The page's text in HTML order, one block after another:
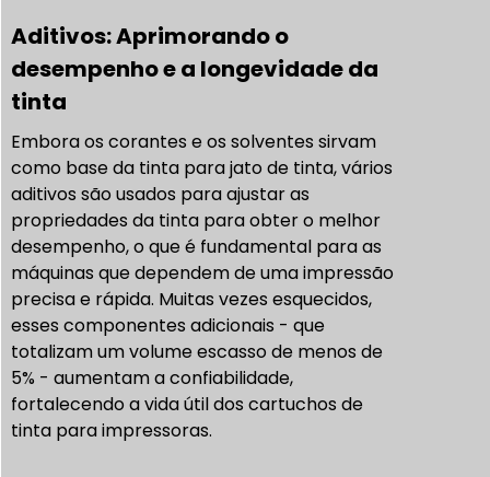
Aditivos: Aprimorando o
desempenho e a longevidade da
tinta
Embora os corantes e os solventes sirvam
como base da tinta para jato de tinta, vários
aditivos são usados para ajustar as
propriedades da tinta para obter o melhor
desempenho, o que é fundamental para as
máquinas que dependem de uma impressão
precisa e rápida. Muitas vezes esquecidos,
esses componentes adicionais - que
totalizam um volume escasso de menos de
5% - aumentam a confiabilidade,
fortalecendo a vida útil dos cartuchos de
tinta para impressoras.